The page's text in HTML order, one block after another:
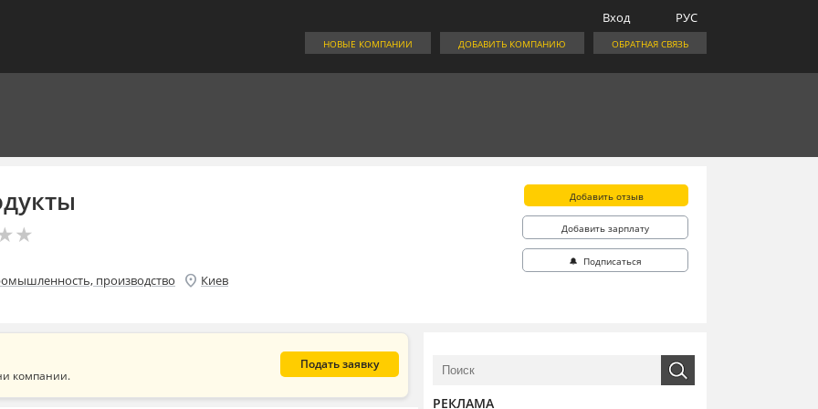
РУС
Вход
ОБРАТНАЯ СВЯЗЬ
ДОБАВИТЬ КОМПАНИЮ
НОВЫЕ КОМПАНИИ
★
★
производство location_on Киев
Добавить отзыв
Добавить зарплату
🔔 Подписаться
компании.
Подать заявку
РЕКЛАМА